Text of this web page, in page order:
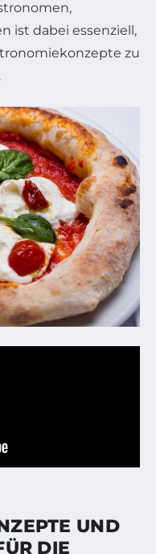
ist dabei essenziell,
zu
UND
DIE